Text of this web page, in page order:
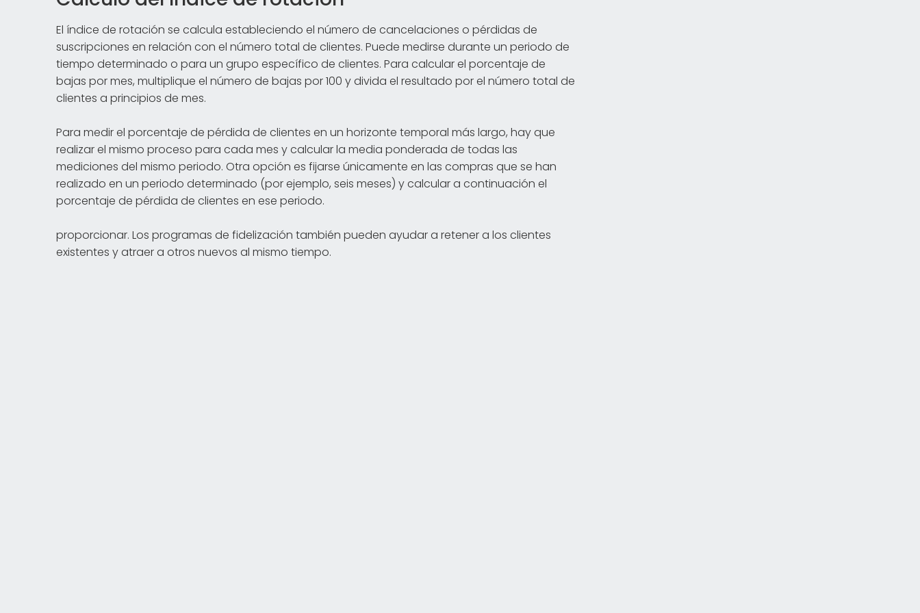
El índice de rotación se calcula estableciendo el número de cancelaciones o pérdidas de
suscripciones en relación con el número total de clientes. Puede medirse durante un periodo de
tiempo determinado o para un grupo específico de clientes. Para calcular el porcentaje de
bajas por mes, multiplique el número de bajas por 100 y divida el resultado por el número total de
clientes a principios de mes.
Para medir el porcentaje de pérdida de clientes en un horizonte temporal más largo, hay que
realizar el mismo proceso para cada mes y calcular la media ponderada de todas las
mediciones del mismo periodo. Otra opción es fijarse únicamente en las compras que se han
realizado en un periodo determinado (por ejemplo, seis meses) y calcular a continuación el
porcentaje de pérdida de clientes en ese periodo.
proporcionar. Los programas de fidelización también pueden ayudar a retener a los clientes
existentes y atraer a otros nuevos al mismo tiempo.